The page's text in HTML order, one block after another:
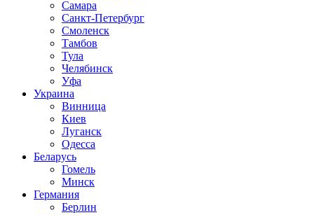
Самара
Санкт-Петербург
Смоленск
Тамбов
Тула
Челябинск
Уфа
Украина
Винница
Киев
Луганск
Одесса
Беларусь
Гомель
Минск
Германия
Берлин